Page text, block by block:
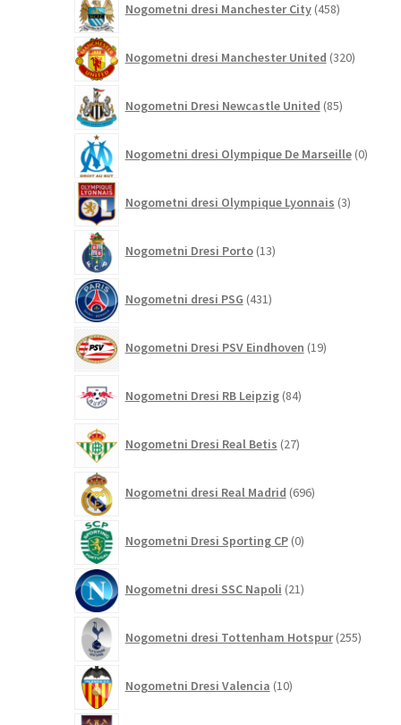
Nogometni dresi Manchester City 458izdelkov
Nogometni dresi Manchester United 320izdelkov
Nogometni Dresi Newcastle United 85izdelkov
Nogometni dresi Olympique De Marseille 0
Nogometni dresi Olympique Lyonnais 3izdelki
Nogometni Dresi Porto 13izdelkov
Nogometni dresi PSG 431izdelkov
Nogometni Dresi PSV Eindhoven 19izdelkov
Nogometni Dresi RB Leipzig 84izdelkov
Nogometni Dresi Real Betis 27izdelkov
Nogometni dresi Real Madrid 696izdelkov
Nogometni Dresi Sporting CP 0izdelkov
Nogometni dresi SSC Napoli 21izdelkov
Nogometni dresi Tottenham Hotspur 255
Nogometni Dresi Valencia 10izdelkov